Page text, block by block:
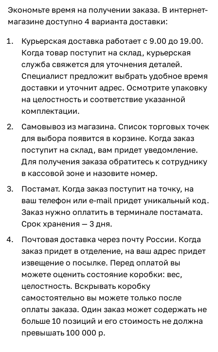
Экономьте время на получении заказа. В интернет-
магазине доступно 4 варианта доставки:
Курьерская доставка работает с 9.00 до 19.00.
Когда товар поступит на склад, курьерская
служба свяжется для уточнения деталей.
Специалист предложит выбрать удобное время
доставки и уточнит адрес. Осмотрите упаковку
на целостность и соответствие указанной
комплектации.
Самовывоз из магазина. Список торговых точек
для выбора появится в корзине. Когда заказ
поступит на склад, вам придет уведомление.
Для получения заказа обратитесь к сотруднику
в кассовой зоне и назовите номер.
Постамат. Когда заказ поступит на точку, на
ваш телефон или e-mail придет уникальный код.
Заказ нужно оплатить в терминале постамата.
Срок хранения — 3 дня.
Почтовая доставка через почту России. Когда
заказ придет в отделение, на ваш адрес придет
извещение о посылке. Перед оплатой вы
можете оценить состояние коробки: вес,
целостность. Вскрывать коробку
самостоятельно вы можете только после
оплаты заказа. Один заказ может содержать не
больше 10 позиций и его стоимость не должна
превышать 100 000 р.